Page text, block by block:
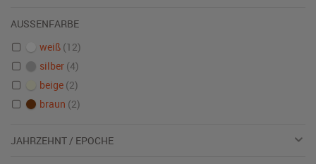
AUSSENFARBE
weiß (12)
silber (4)
beige (2)
braun (2)
JAHRZEHNT / EPOCHE